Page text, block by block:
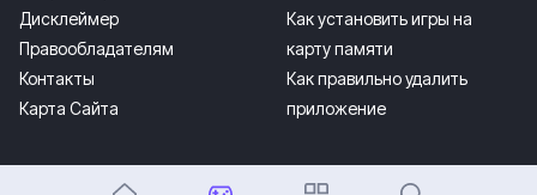
Дисклеймер
Правообладателям
Контакты
Карта Сайта
Как установить игры на
карту памяти
Как правильно удалить
приложение